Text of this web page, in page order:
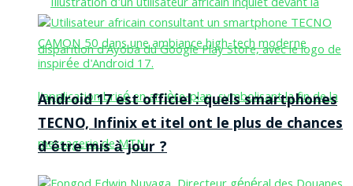
Android 17 est officiel : quels smartphones
TECNO, Infinix et itel ont le plus de chances
d’être mis à jour ?